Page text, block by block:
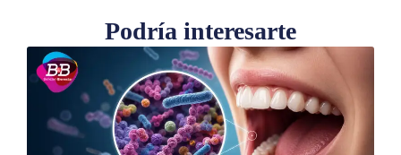
Podría interesarte